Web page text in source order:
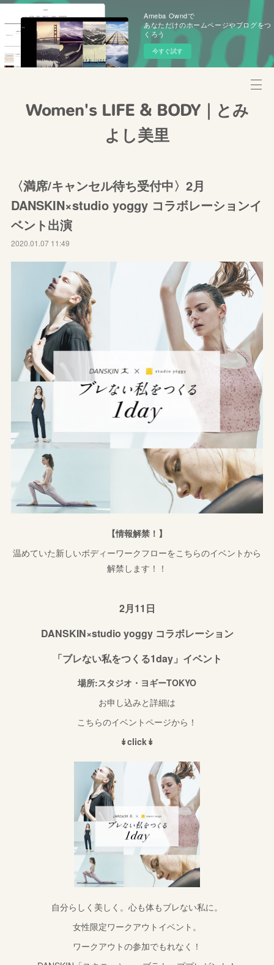
Ameba Owndで
あなただけのホームページやブログをつ
くろう
今すぐ試す
Women's LIFE & BODY｜とみ
よし美里
〈満席/キャンセル待ち受付中〉2月
DANSKIN×studio yoggy コラボレーションイ
ベント出演
2020.01.07 11:49
【情報解禁！】
温めていた新しいボディーワークフローをこちらのイベントから
解禁します！！
2月11日
DANSKIN×studio yoggy コラボレーション
「ブレない私をつくる1day」イベント
場所:スタジオ・ヨギーTOKYO
お申し込みと詳細は
こちらのイベントページから！
↡click↡
自分らしく美しく。心も体もブレない私に。
女性限定ワークアウトイベント。
ワークアウトの参加でもれなく！